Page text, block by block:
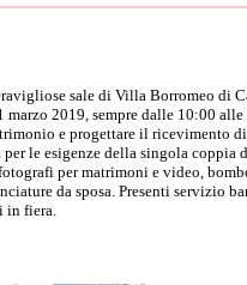
sale di Villa Borromeo di
2019, sempre dalle 10:00
e progettare il
le esigenze della singola
per matrimoni e video,
da sposa. Presenti servizio
fiera.